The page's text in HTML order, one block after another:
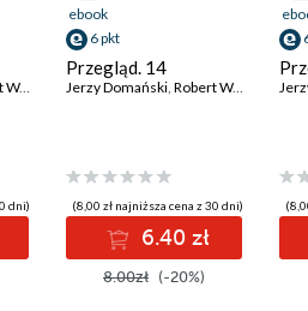
Kurkiewicz,Jan Widacki,Marek
,Kornel Wawrzyniak,Roman
dni)
ebook
6 pkt
Przegląd. 14
Jerzy Domański, Robert Walenciak ,
(8,00 zł najniższa cena z 30 dni)
6.40 zł
8.00zł (-20%)